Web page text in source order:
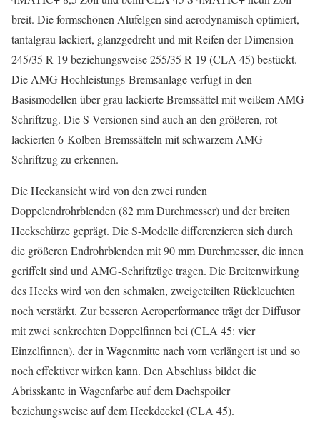
breit. Die formschönen Alufelgen sind aerodynamisch optimiert,
tantalgrau lackiert, glanzgedreht und mit Reifen der Dimension
245/35 R 19 beziehungsweise 255/35 R 19 (CLA 45) bestückt.
Die AMG Hochleistungs-Bremsanlage verfügt in den
Basismodellen über grau lackierte Bremssättel mit weißem AMG
Schriftzug. Die S-Versionen sind auch an den größeren, rot
lackierten 6-Kolben-Bremssätteln mit schwarzem AMG
Schriftzug zu erkennen.
Die Heckansicht wird von den zwei runden
Doppelendrohrblenden (82 mm Durchmesser) und der breiten
Heckschürze geprägt. Die S-Modelle differenzieren sich durch
die größeren Endrohrblenden mit 90 mm Durchmesser, die innen
geriffelt sind und AMG-Schriftzüge tragen. Die Breitenwirkung
des Hecks wird von den schmalen, zweigeteilten Rückleuchten
noch verstärkt. Zur besseren Aeroperformance trägt der Diffusor
mit zwei senkrechten Doppelfinnen bei (CLA 45: vier
Einzelfinnen), der in Wagenmitte nach vorn verlängert ist und so
noch effektiver wirken kann. Den Abschluss bildet die
Abrisskante in Wagenfarbe auf dem Dachspoiler
beziehungsweise auf dem Heckdeckel (CLA 45).